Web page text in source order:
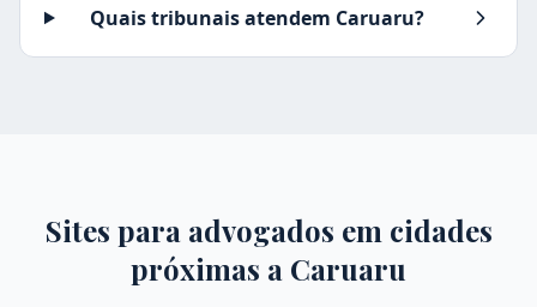
Quais tribunais atendem Caruaru?
Sites para advogados em cidades
próximas a Caruaru